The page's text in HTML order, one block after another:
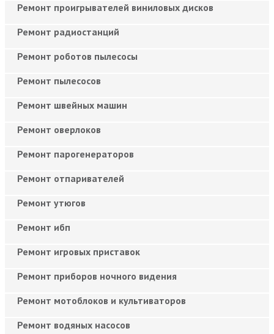
Ремонт проигрывателей виниловых дисков
Ремонт радиостанций
Ремонт роботов пылесосы
Ремонт пылесосов
Ремонт швейных машин
Ремонт оверлоков
Ремонт парогенераторов
Ремонт отпаривателей
Ремонт утюгов
Ремонт ибп
Ремонт игровых приставок
Ремонт приборов ночного видения
Ремонт мотоблоков и культиваторов
Ремонт водяных насосов